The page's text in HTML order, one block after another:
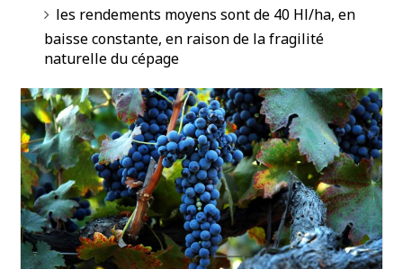
les rendements moyens sont de 40 Hl/ha, en
baisse constante, en raison de la fragilité
naturelle du cépage